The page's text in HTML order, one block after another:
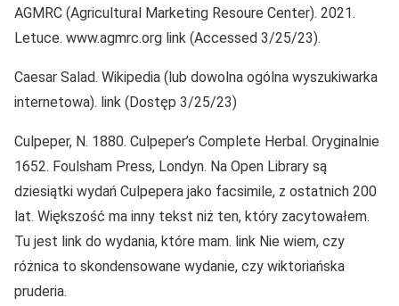
AGMRC (Agricultural Marketing Resoure Center). 2021.
Letuce. www.agmrc.org link (Accessed 3/25/23).
Caesar Salad. Wikipedia (lub dowolna ogólna wyszukiwarka
internetowa). link (Dostęp 3/25/23)
Culpeper, N. 1880. Culpeper’s Complete Herbal. Oryginalnie
1652. Foulsham Press, Londyn. Na Open Library są
dziesiątki wydań Culpepera jako facsimile, z ostatnich 200
lat. Większość ma inny tekst niż ten, który zacytowałem.
Tu jest link do wydania, które mam. link Nie wiem, czy
różnica to skondensowane wydanie, czy wiktoriańska
pruderia.